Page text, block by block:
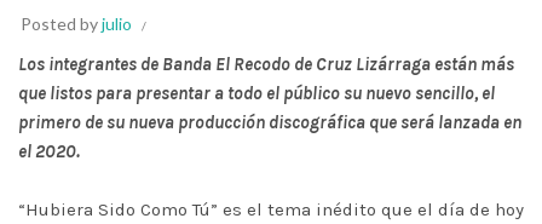
Posted byjulio
Los integrantes de Banda El Recodo de Cruz Lizárraga están más
que listos para presentar a todo el público su nuevo sencillo, el
primero de su nueva producción discográfica que será lanzada en
el 2020.
“Hubiera Sido Como Tú” es el tema inédito que el día de hoy